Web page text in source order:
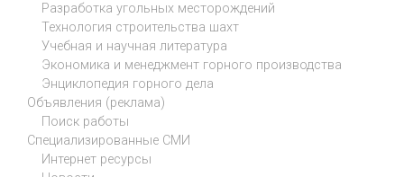
Разработка угольных месторождений
Технология строительства шахт
Учебная и научная литература
Экономика и менеджмент горного производства
Энциклопедия горного дела
Объявления (реклама)
Поиск работы
Специализированные СМИ
Интернет ресурсы